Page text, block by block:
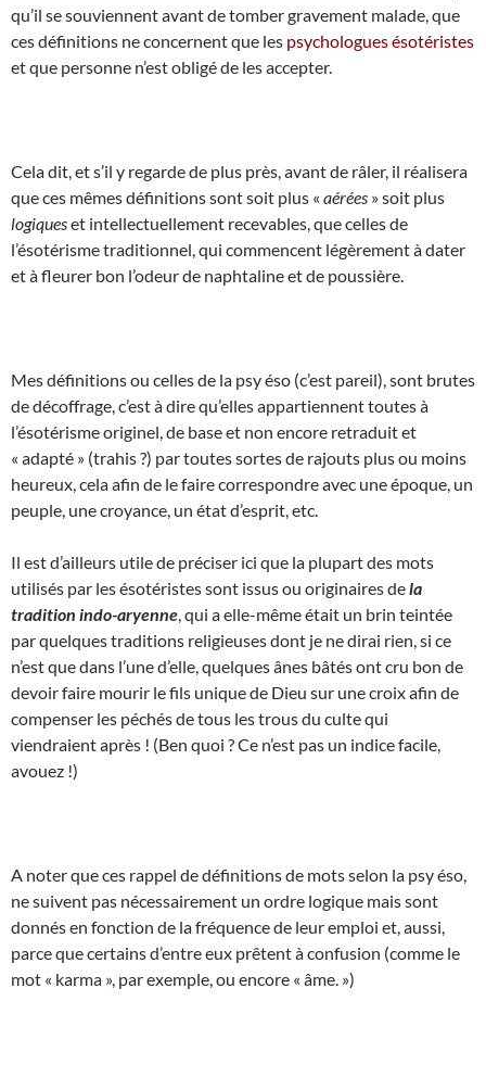
qu’il se souviennent avant de tomber gravement malade, que
ces définitions ne concernent que les psychologues ésotéristes
et que personne n’est obligé de les accepter.
Cela dit, et s’il y regarde de plus près, avant de râler, il réalisera
que ces mêmes définitions sont soit plus « aérées » soit plus
logiqueset intellectuellement recevables, que celles de
l’ésotérisme traditionnel, qui commencent légèrement à dater
et à fleurer bon l’odeur de naphtaline et de poussière.
Mes définitions ou celles de la psy éso (c’est pareil), sont brutes
de décoffrage, c’est à dire qu’elles appartiennent toutes à
l’ésotérisme originel, de base et non encore retraduit et
« adapté » (trahis ?) par toutes sortes de rajouts plus ou moins
heureux, cela afin de le faire correspondre avec une époque, un
peuple, une croyance, un état d’esprit, etc.
Il est d’ailleurs utile de préciser ici que la plupart des mots
utilisés par les ésotéristes sont issus ou originaires dela
tradition indo-aryenne , qui a elle-même était un brin teintée
par quelques traditions religieuses dont je ne dirai rien, si ce
n’est que dans l’une d’elle, quelques ânes bâtés ont cru bon de
devoir faire mourir le fils unique de Dieu sur une croix afin de
compenser les péchés de tous les trous du culte qui
viendraient après ! (Ben quoi ? Ce n’est pas un indice facile,
avouez !)
A noter que ces rappel de définitions de mots selon la psy éso,
ne suivent pas nécessairement un ordre logique mais sont
donnés en fonction de la fréquence de leur emploi et, aussi,
parce que certains d’entre eux prêtent à confusion (comme le
mot « karma », par exemple, ou encore « âme. »)